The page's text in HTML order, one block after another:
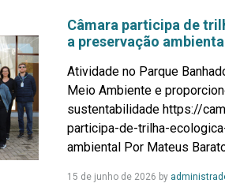
Câmara participa de
a preservação ambiental
Atividade no Parque
Meio Ambiente e
sustentabilidade https://
participa-de-trilha-
ambiental Por Mateus
15 de junho de 2026 by